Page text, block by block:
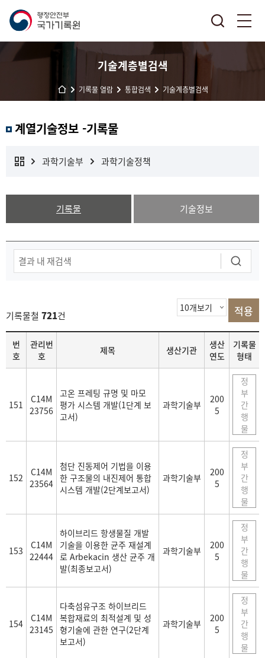
기술계층별검색
기록물 열람 통합검색 기술계층별검색
계열기술정보 -기록물
과학기술부 과학기술정책
기록물 기술정보
기록물철 721건
목
록
번
호
관리번
호
제목 생산기관
생산
연도
기록물
형태
151
C14M
23756
고온 프레팅 규명 및 마모
평가 시스템 개발(1단계 보
고서)
과학기술부
200
5
정
부
간
행
물
152
C14M
23564
첨단 진동제어 기법을 이용
한 구조물의 내진제어 통합
시스템 개발(2단계보고서)
과학기술부
200
5
정
부
간
행
물
153
C14M
22444
하이브리드 항생물질 개발
기술을 이용한 균주 재설계
로 Arbekacin 생산 균주 개
발(최종보고서)
과학기술부
200
5
정
부
간
행
물
154
C14M
23145
다축섬유구조 하이브리드
복합재료의 최적설계 및 성
형기술에 관한 연구(2단계
보고서)
과학기술부
200
5
정
부
간
행
물